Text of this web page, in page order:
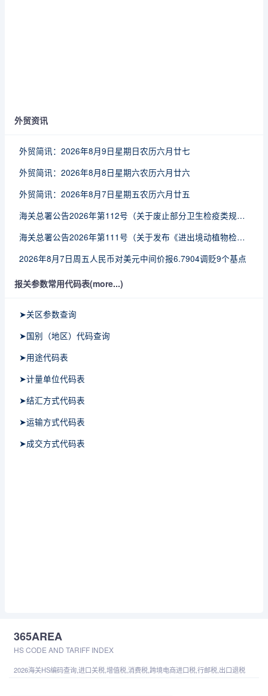
外贸资讯
外贸简讯：2026年8月9日星期日农历六月廿七
外贸简讯：2026年8月8日星期六农历六月廿六
外贸简讯：2026年8月7日星期五农历六月廿五
海关总署公告2026年第112号（关于废止部分卫生检疫类规范性文件的公告）
海关总署公告2026年第111号（关于发布《进出境动植物检疫处理监督管理工作规定》《进出境卫生处理监督管理工作规定》的公告）
2026年8月7日周五人民币对美元中间价报6.7904调贬9个基点
报关参数常用代码表(more...)
➤关区参数查询
➤国别（地区）代码查询
➤用途代码表
➤计量单位代码表
➤结汇方式代码表
➤运输方式代码表
➤成交方式代码表
365AREA
HS CODE AND TARIFF INDEX
2026海关HS编码查询,进口关税,增值税,消费税,跨境电商进口税,行邮税,出口退税